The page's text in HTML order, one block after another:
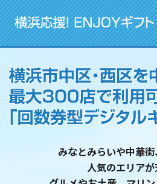
みなとみらいや中華
人気のエリアが